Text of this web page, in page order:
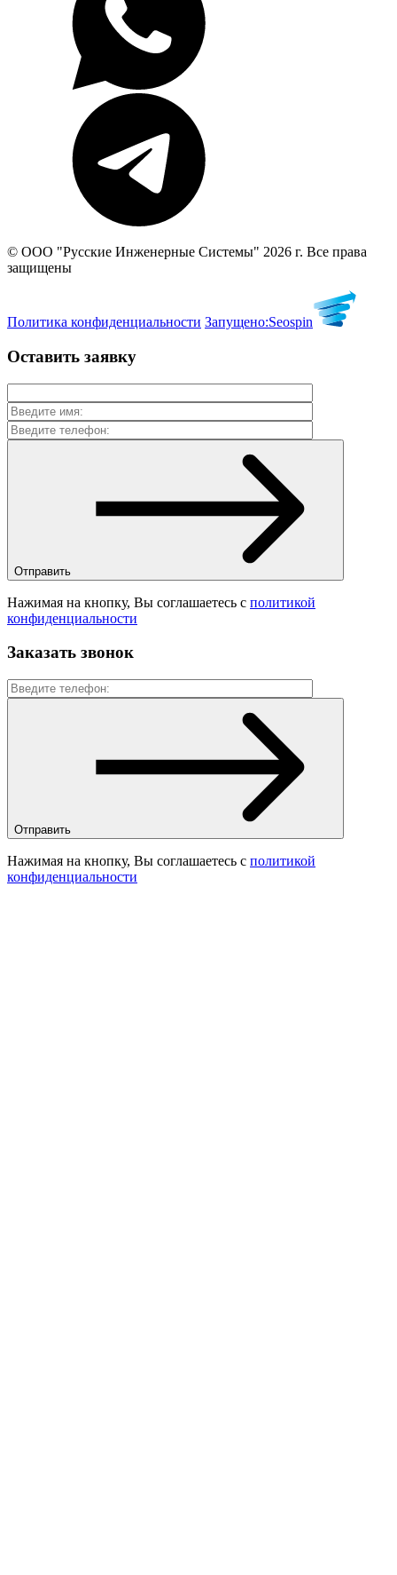
© ООО "Русские Инженерные Системы" 2026 г. Все права
защищены
Политика конфиденциальности Запущено:Seospin
Оставить заявку
Отправить
Нажимая на кнопку, Вы соглашаетесь с политикой
конфиденциальности
Заказать звонок
Отправить
Нажимая на кнопку, Вы соглашаетесь с политикой
конфиденциальности